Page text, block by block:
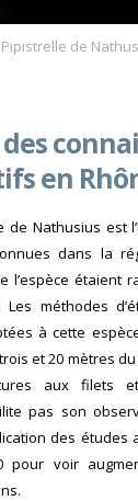
Pipistrelle de
en
de Nathusius est
dans la
l’espèce étaient
méthodes
à cette
et 20 mètres
aux filets
pas son
des études
pour voir